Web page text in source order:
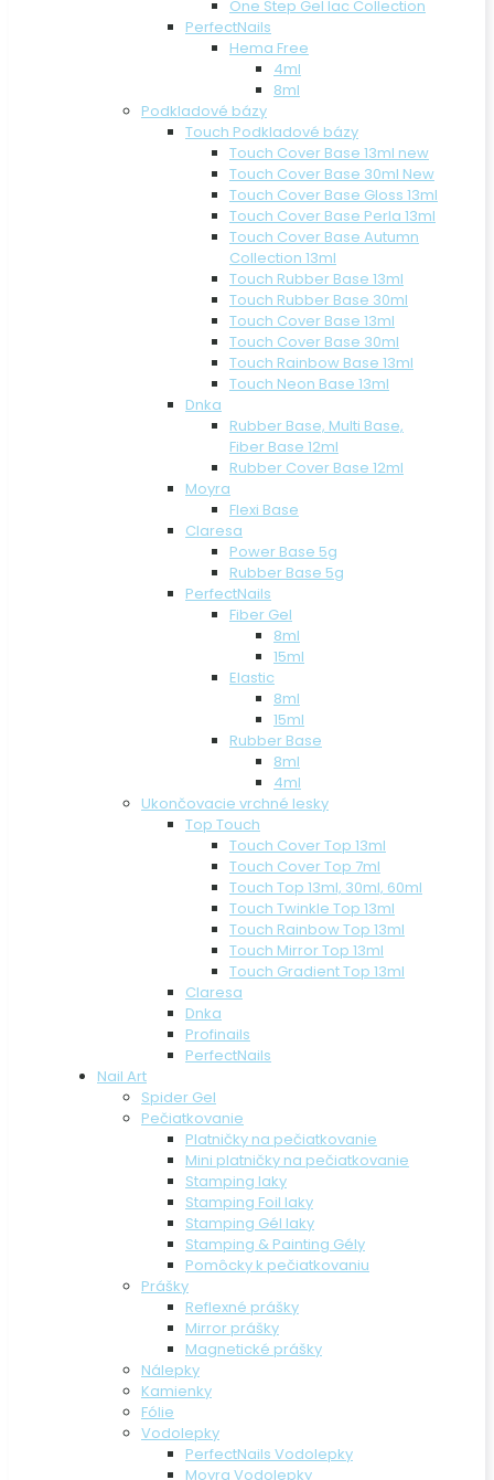
One Step Gel lac Collection
PerfectNails
Hema Free
4ml
8ml
Podkladové bázy
Touch Podkladové bázy
Touch Cover Base 13ml new
Touch Cover Base 30ml New
Touch Cover Base Gloss 13ml
Touch Cover Base Perla 13ml
Touch Cover Base Autumn
Collection 13ml
Touch Rubber Base 13ml
Touch Rubber Base 30ml
Touch Cover Base 13ml
Touch Cover Base 30ml
Touch Rainbow Base 13ml
Touch Neon Base 13ml
Dnka
Rubber Base, Multi Base,
Fiber Base 12ml
Rubber Cover Base 12ml
Moyra
Flexi Base
Claresa
Power Base 5g
Rubber Base 5g
PerfectNails
Fiber Gel
8ml
15ml
Elastic
8ml
15ml
Rubber Base
8ml
4ml
Ukončovacie vrchné lesky
Top Touch
Touch Cover Top 13ml
Touch Cover Top 7ml
Touch Top 13ml, 30ml, 60ml
Touch Twinkle Top 13ml
Touch Rainbow Top 13ml
Touch Mirror Top 13ml
Touch Gradient Top 13ml
Claresa
Dnka
Profinails
PerfectNails
Nail Art
Spider Gel
Pečiatkovanie
Platničky na pečiatkovanie
Mini platničky na pečiatkovanie
Stamping laky
Stamping Foil laky
Stamping Gél laky
Stamping & Painting Gély
Pomôcky k pečiatkovaniu
Prášky
Reflexné prášky
Mirror prášky
Magnetické prášky
Nálepky
Kamienky
Fólie
Vodolepky
PerfectNails Vodolepky
Moyra Vodolepky